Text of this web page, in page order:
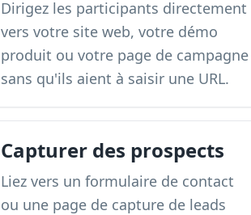
Dirigez les participants directement
vers votre site web, votre démo
produit ou votre page de campagne
sans qu'ils aient à saisir une URL.
Capturer des prospects
Liez vers un formulaire de contact
ou une page de capture de leads